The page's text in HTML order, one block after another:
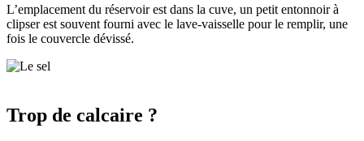
L’emplacement du réservoir est dans la cuve, un petit entonnoir à
clipser est souvent fourni avec le lave-vaisselle pour le remplir, une
fois le couvercle dévissé.
Trop de calcaire ?